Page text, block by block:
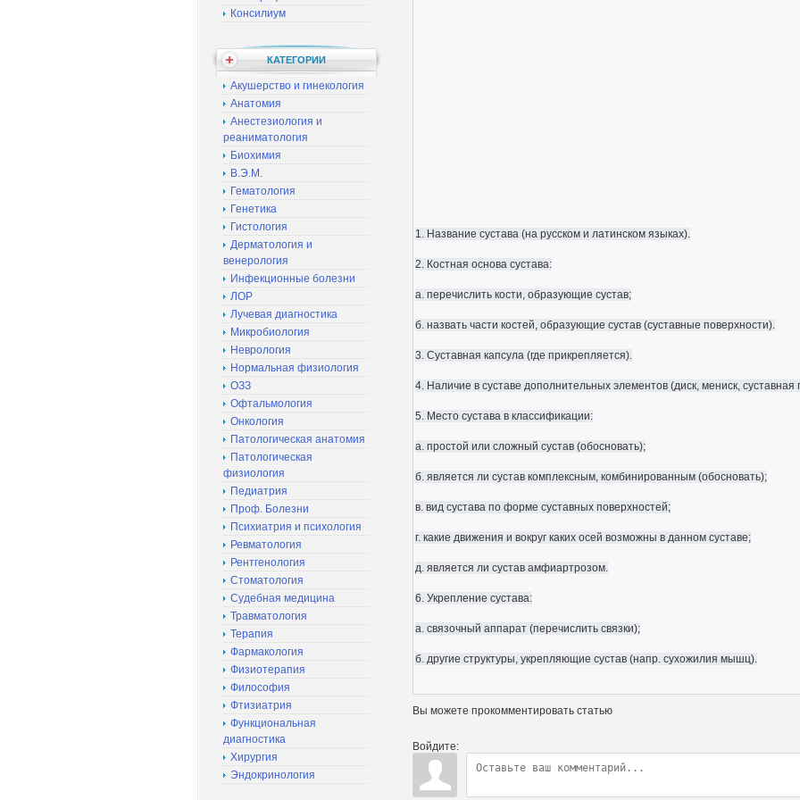
Консилиум
КАТЕГОРИИ
Акушерство и гинекология
Анатомия
Анестезиология и
реаниматология
Биохимия
В.Э.М.
Гематология
Генетика
Гистология
Дерматология и
венерология
Инфекционные болезни
ЛОР
Лучевая диагностика
Микробиология
Неврология
Нормальная физиология
ОЗЗ
Офтальмология
Онкология
Патологическая анатомия
Патологическая
физиология
Педиатрия
Проф. Болезни
Психиатрия и психология
Ревматология
Рентгенология
Стоматология
Судебная медицина
Травматология
Терапия
Фармакология
Физиотерапия
Философия
Фтизиатрия
Функциональная
диагностика
Хирургия
Эндокринология
1. Название сустава (на русском и латинском языках).
2. Костная основа сустава:
а. перечислить кости, образующие сустав;
б. назвать части костей, образующие сустав (суставные поверхности).
3. Суставная капсула (где прикрепляется).
4. Наличие в суставе дополнительных элементов (диск, мениск, суставная
5. Место сустава в классификации:
а. простой или сложный сустав (обосновать);
б. является ли сустав комплексным, комбинированным (обосновать);
в. вид сустава по форме суставных поверхностей;
г. какие движения и вокруг каких осей возможны в данном суставе;
д. является ли сустав амфиартрозом.
6. Укрепление сустава:
а. связочный аппарат (перечислить связки);
б. другие структуры, укрепляющие сустав (напр. сухожилия мышц).
Вы можете прокомментировать статью
Войдите: